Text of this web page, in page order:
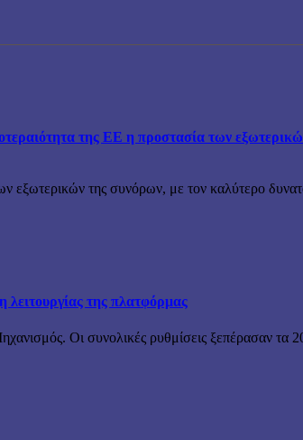
της ΕΕ η προστασία των
εξωτερικών της συνόρων, με τον καλύτερο
λειτουργίας της πλατφόρμας
Οι συνολικές ρυθμίσεις ξεπέρασαν τα